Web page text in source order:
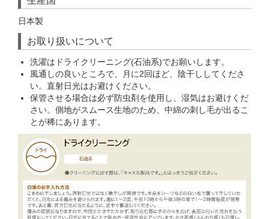
日本製
お取り扱いについて
洗濯はドライクリーニング(石油系)でお願いします。
風通しの良いところで、月に2回ほど、陰干ししてくださ
い。直射日光はお避けください。
保管させる場合は必ず防虫剤を使用し、湿気はお避けくだ
さい。側地がスムース生地のため、中綿の刺し毛が出るこ
とが稀にあります。